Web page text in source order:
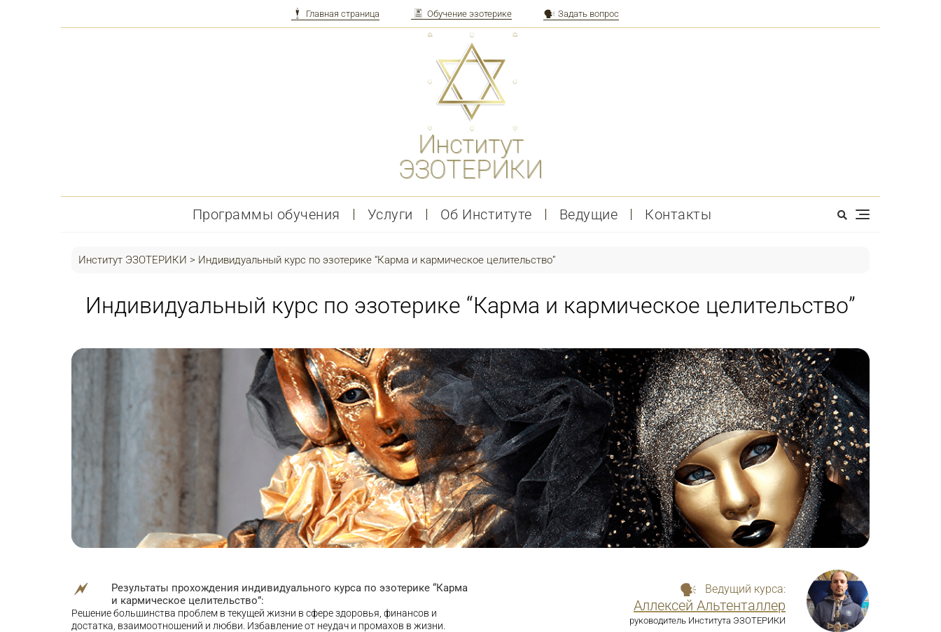
Главная страница Обучение эзотерике Задать вопрос
Институт
ЭЗОТЕРИКИ
Программы обучения Услуги Об Институте Ведущие Контакты
Институт ЭЗОТЕРИКИ > Индивидуальный курс по эзотерике “Карма и кармическое целительство”
Индивидуальный курс по эзотерике “Карма и кармическое целительство”
Результаты прохождения индивидуального курса по эзотерике “Карма
и кармическое целительство”:
Решение большинства проблем в текущей жизни в сфере здоровья, финансов и
достатка, взаимоотношений и любви. Избавление от неудач и промахов в жизни.
Ведущий курса:
Аллексей Альтенталлер
руководитель Института ЭЗОТЕРИКИ